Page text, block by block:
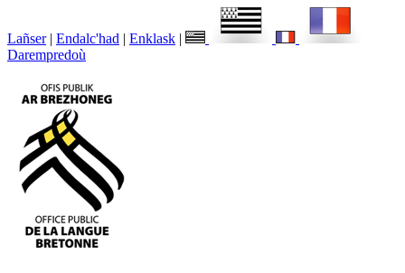
Lañser | Endalc'had | Enklask |
Darempredoù